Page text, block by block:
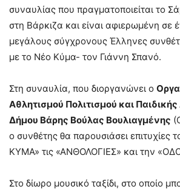
συναυλίας που πραγματοποιείται το
στη Βάρκιζα και είναι αφιερωμένη σε
μεγάλους σύγχρονους Έλληνες
με το Νέο Κύμα- τον Γιάννη Σπανό.
Στη συναυλία, που διοργανώνει ο
Αθλητισμού Πολιτισμού και
Δήμου Βάρης Βούλας Βουλιαγμένης
ο συνθέτης θα παρουσιάσει επιτυχίες
ΚΥΜΑ» τις «ΑΝΘΟΛΟΓΙΕΣ» και την
Στο δίωρο μουσικό ταξίδι, στο οποίο